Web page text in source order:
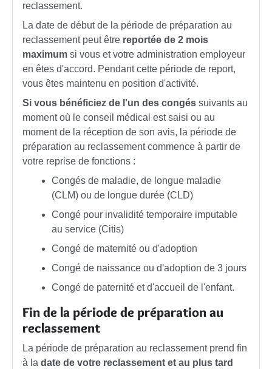
reclassement.
La date de début de la période de préparation au
reclassement peut être reportée de 2 mois
maximum si vous et votre administration employeur
en êtes d'accord. Pendant cette période de report,
vous êtes maintenu en position d'activité.
Si vous bénéficiez de l'un des congés suivants au
moment où le conseil médical est saisi ou au
moment de la réception de son avis, la période de
préparation au reclassement commence à partir de
votre reprise de fonctions :
Congés de maladie, de longue maladie
(CLM) ou de longue durée (CLD)
Congé pour invalidité temporaire imputable
au service (Citis)
Congé de maternité ou d'adoption
Congé de naissance ou d'adoption de 3 jours
Congé de paternité et d'accueil de l'enfant.
Fin de la période de préparation au
reclassement
La période de préparation au reclassement prend fin
à la date de votre reclassement et au plus tard